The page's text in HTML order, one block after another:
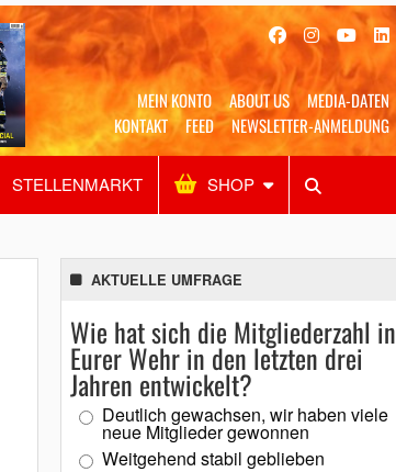
MEIN KONTO ABOUT US
MEDIA-DATEN
KONTAKT
FEED NEWSLETTER-ANMELDUNG
STELLENMARKT SHOP
Alles Shop SUCHEN
AKTUELLE UMFRAGE
Wie hat sich die Mitgliederzahl in
Eurer Wehr in den letzten drei
Jahren entwickelt?
Deutlich gewachsen, wir haben viele
neue Mitglieder gewonnen
Weitgehend stabil geblieben